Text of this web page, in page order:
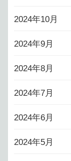
2024年10月
2024年9月
2024年8月
2024年7月
2024年6月
2024年5月